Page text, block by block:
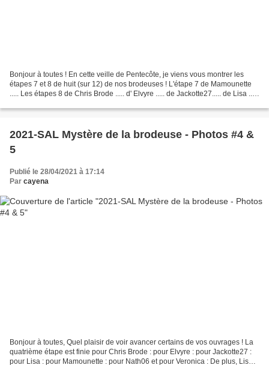
Bonjour à toutes ! En cette veille de Pentecôte, je viens vous montrer les
étapes 7 et 8 de huit (sur 12) de nos brodeuses ! L'étape 7 de Mamounette
..... Les étapes 8 de Chris Brode ..... d' Elvyre ..... de Jackotte27..... de Lisa .....
2021-SAL Mystère de la brodeuse - Photos #4 &
5
Publié le 28/04/2021 à 17:14
Par cayena
Bonjour à toutes, Quel plaisir de voir avancer certains de vos ouvrages ! La
quatrième étape est finie pour Chris Brode : pour Elvyre : pour Jackotte27 :
pour Lisa : pour Mamounette : pour Nath06 et pour Veronica : De plus, Lisa a